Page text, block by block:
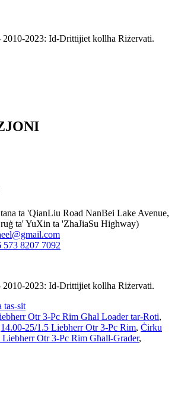
2023: Id-Drittijiet kollha Riżervati.
ta 'QianLiu Road NanBei Lake Avenue,
ta' YuXin ta 'ZhaJiaSu Highway)
573 8207 7092
2023: Id-Drittijiet kollha Riżervati.
tas-sit
Otr 3-Pc Rim Għal Loader tar-Roti,
14.00-25/1.5 Liebherr Otr 3-Pc Rim, Ċirku
Liebherr Otr 3-Pc Rim Għall-Grader,